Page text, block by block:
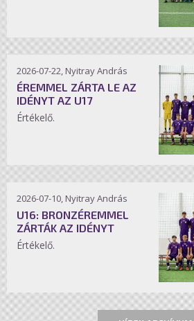
2026-07-22, Nyitray András
ÉREMMEL ZÁRTA LE AZ
IDÉNYT AZ U17
Értékelő.
2026-07-10, Nyitray András
U16: BRONZÉREMMEL
ZÁRTÁK AZ IDÉNYT
Értékelő.